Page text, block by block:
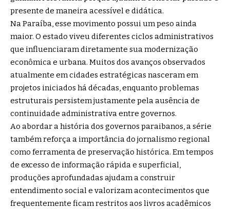
presente de maneira acessível e didática.
Na Paraíba, esse movimento possui um peso ainda
maior. O estado viveu diferentes ciclos administrativos
que influenciaram diretamente sua modernização
econômica e urbana. Muitos dos avanços observados
atualmente em cidades estratégicas nasceram em
projetos iniciados há décadas, enquanto problemas
estruturais persistem justamente pela ausência de
continuidade administrativa entre governos.
Ao abordar a história dos governos paraibanos, a série
também reforça a importância do jornalismo regional
como ferramenta de preservação histórica. Em tempos
de excesso de informação rápida e superficial,
produções aprofundadas ajudam a construir
entendimento social e valorizam acontecimentos que
frequentemente ficam restritos aos livros acadêmicos